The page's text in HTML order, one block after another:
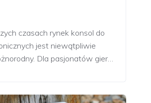
czasach rynek konsol do
jest niewątpliwie
Dla pasjonatów gier…